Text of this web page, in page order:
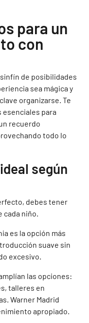
para un
con
de posibilidades
sea mágica y
organizarse. Te
para
recuerdo
todo lo
según
debes tener
cada niño.
es la opción más
suave sin
excesivo.
las opciones:
talleres en
Warner Madrid
apropiado.